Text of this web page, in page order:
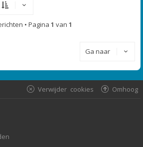
• Pagina 1 van 1
Ga naar
Omhoog
Verwijder cookies